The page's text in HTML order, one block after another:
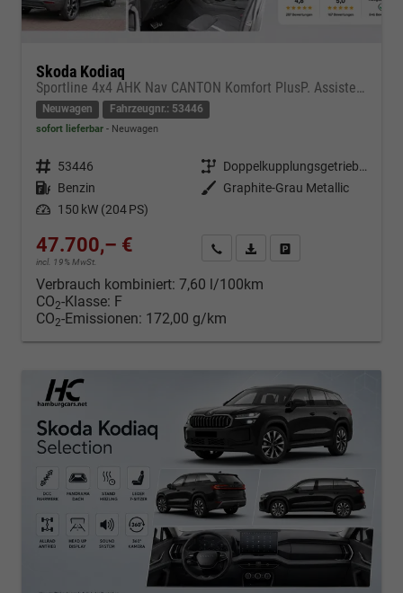
Skoda Kodiaq
Sportline 4x4 AHK Nav CANTON Komfort PlusP. AssistenzP
Neuwagen Fahrzeugnr.: 53446
sofort lieferbar Neuwagen
Fahrzeugnr. 53446 Getriebe
Doppelkupplungsgetriebe (DSG)
Kraftstoff Benzin Außenfarbe
Graphite-Grau Metallic
Leistung 150 kW (204 PS)
47.700,– €
incl. 19% MwSt.
Kontakt & Angebot anfordern
PDF-Datei, Fahrzeugexposé
Verbrauch kombiniert: 7,60 l/100km
CO2-Klasse: F
CO2-Emissionen: 172,00 g/km